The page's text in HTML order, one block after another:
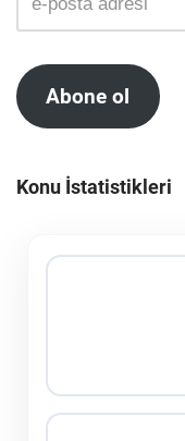
Abone ol
Konu İstatistikleri